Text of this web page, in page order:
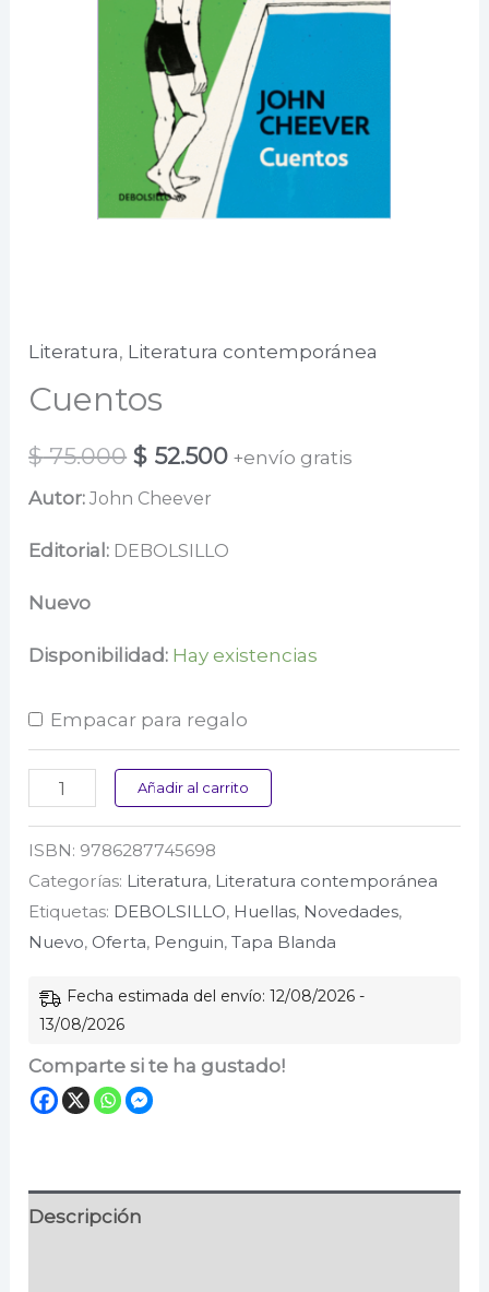
Literatura, Literatura contemporánea
Cuentos
$75.000 El
precio
original
$ 52.500El
+envío gratis
Autor:John Cheever
Editorial: DEBOLSILLO
Nuevo
Disponibilidad: Hay existencias
Empacar para regalo
Cuentos
Añadir al carrito
ISBN: 9786287745698
Categorías: Literatura, Literatura contemporánea
Etiquetas: DEBOLSILLO, Huellas, Novedades,
Nuevo, Oferta, Penguin,Tapa Blanda
Fecha estimada del envío: 12/08/2026 -
13/08/2026
Comparte si te ha gustado!
Descripción